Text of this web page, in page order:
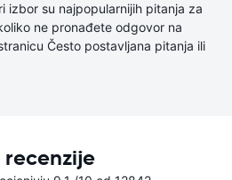
izbor su najpopularnijih pitanja za
ne pronađete odgovor na
Često postavljana pitanja ili